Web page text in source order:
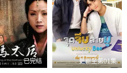
已完结 更新至第01集